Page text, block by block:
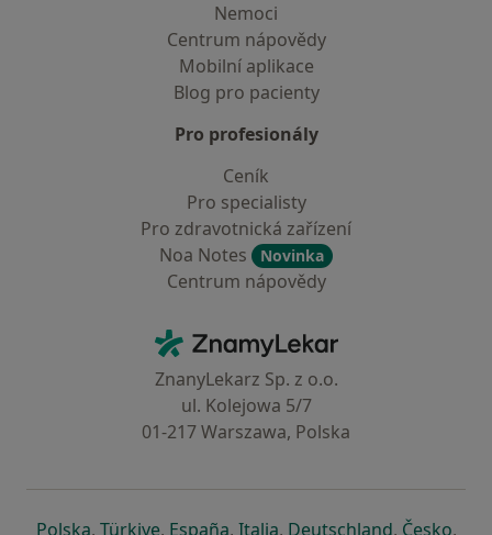
Nemoci
Centrum nápovědy
Mobilní aplikace
Blog pro pacienty
Pro profesionály
Ceník
Pro specialisty
Pro zdravotnická zařízení
Noa Notes
Novinka
Centrum nápovědy
ZnamyLekar - Hlavní stránka
ZnanyLekarz Sp. z o.o.
ul. Kolejowa 5/7
01-217 Warszawa, Polska
Polskase otevře v nové záložce
, Türkiyese otevře v nové záložce
, Españase otevře v nové záložce
, Italiase otevře v nové záložce
, Deutschlandse otevře v
, Českose
,